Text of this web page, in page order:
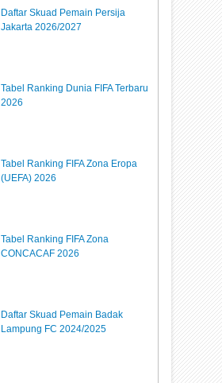
Daftar Skuad Pemain Persija
Jakarta 2026/2027
Tabel Ranking Dunia FIFA Terbaru
2026
Tabel Ranking FIFA Zona Eropa
(UEFA) 2026
Tabel Ranking FIFA Zona
CONCACAF 2026
Daftar Skuad Pemain Badak
Lampung FC 2024/2025